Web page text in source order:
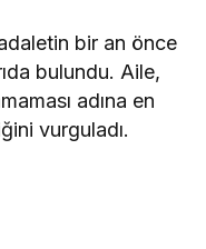
bir an önce
bulundu. Aile,
adına en
vurguladı.